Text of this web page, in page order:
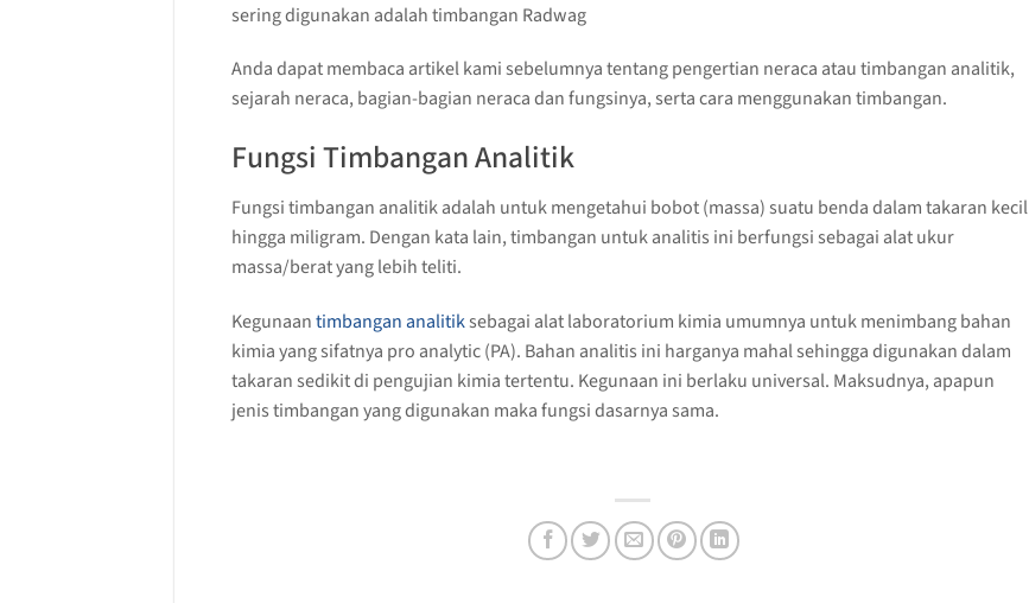
sering digunakan adalah timbangan Radwag
Anda dapat membaca artikel kami sebelumnya tentang pengertian neraca atau timbangan analitik,
sejarah neraca, bagian-bagian neraca dan fungsinya, serta cara menggunakan timbangan.
Fungsi Timbangan Analitik
Fungsi timbangan analitik adalah untuk mengetahui bobot (massa) suatu benda dalam takaran kecil
hingga miligram. Dengan kata lain, timbangan untuk analitis ini berfungsi sebagai alat ukur
massa/berat yang lebih teliti.
Kegunaantimbangan analitiksebagai alat laboratorium kimia umumnya untuk menimbang bahan
kimia yang sifatnya pro analytic (PA). Bahan analitis ini harganya mahal sehingga digunakan dalam
takaran sedikit di pengujian kimia tertentu. Kegunaan ini berlaku universal. Maksudnya, apapun
jenis timbangan yang digunakan maka fungsi dasarnya sama.